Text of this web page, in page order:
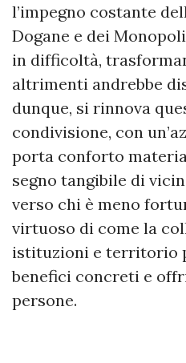
l’impegno costante
Dogane e dei
in difficoltà,
altrimenti andrebbe
dunque, si rinnova
condivisione, con
porta conforto
segno tangibile di
verso chi è meno
virtuoso di come la
istituzioni e territorio
benefici concreti e
persone.